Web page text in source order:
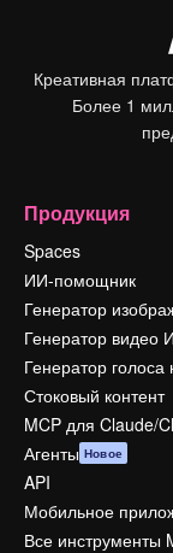
Креативная
Более 1
Продукция
Spaces
ИИ-помощник
Генератор
Генератор видео
Генератор
Стоковый контент
MCP для Claude/
Агенты Новое
API
Мобильное
Все инструменты